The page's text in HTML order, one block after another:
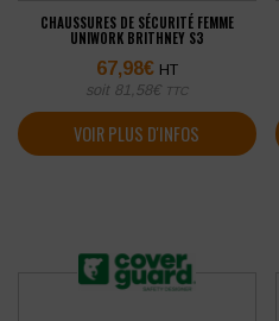
CHAUSSURES DE SÉCURITÉ FEMME
UNIWORK BRITHNEY S3
67,98€ HT
soit 81,58€ TTC
VOIR PLUS D'INFOS